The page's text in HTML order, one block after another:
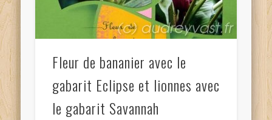
Fleur de bananier avec le
gabarit Eclipse et lionnes avec
le gabarit Savannah